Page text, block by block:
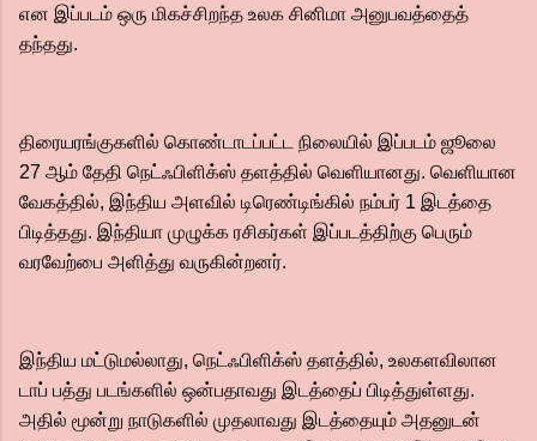
என இப்படம் ஒரு மிகச்சிறந்த உலக சினிமா அனுபவத்தைத்
தந்தது.
திரையரங்குகளில் கொண்டாடப்பட்ட நிலையில் இப்படம் ஜூலை
27 ஆம் தேதி நெட்ஃபிளிக்ஸ் தளத்தில் வெளியானது. வெளியான
வேகத்தில், இந்திய அளவில் டிரெண்டிங்கில் நம்பர் 1 இடத்தை
பிடித்தது. இந்தியா முழுக்க ரசிகர்கள் இப்படத்திற்கு பெரும்
வரவேற்பை அளித்து வருகின்றனர்.
இந்திய மட்டுமல்லாது, நெட்ஃபிளிக்ஸ் தளத்தில், உலகளவிலான
டாப் பத்து படங்களில் ஒன்பதாவது இடத்தைப் பிடித்துள்ளது.
அதில் மூன்று நாடுகளில் முதலாவது இடத்தையும் அதனுடன்